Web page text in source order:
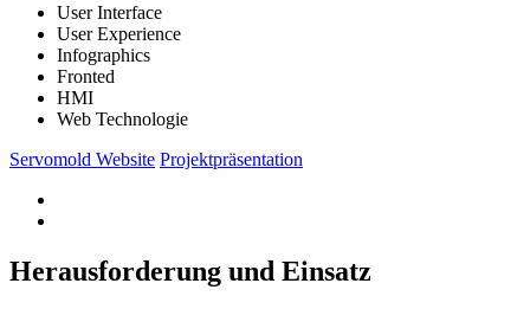
User Interface
User Experience
Infographics
Fronted
HMI
Web Technologie
Servomold Website Projektpräsentation
Herausforderung und Einsatz